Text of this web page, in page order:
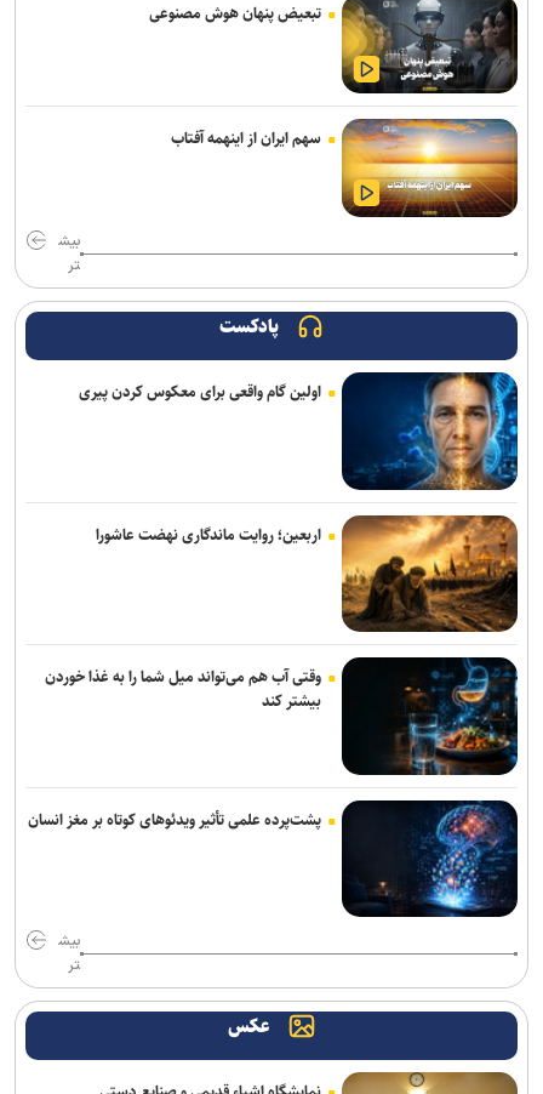
آرمان الهی بعد از جهانی باکو، به جهانی اسلواکی می‌رود/ عنوان‌دار ایرانی
جهان که قهرمان ۲ رشته آزاد و فرنگی شده بود
رسمی| پنجره استقلال بسته ماند
سالاری مشاور مدیرعامل پرسپولیس شد
تغییر ساختار در معاونت ورزشی باشگاه پرسپولیس؛ تشکیل سه مدیریت
آراسته به نساجی پیوست
اعلام شماره پیراهن بازیکنان پرسپولیس برای لیگ بیست‌وششم
مسابقات دوومیدانی بلاروس| کسب ۶ مدال توسط ملی‌پوشان ایران
عیسی‌لو به چادرملو اردکان پیوست
تکواندو هانمادانگ ۲۰۲۶| پایان کار نمایندگان ایران با کسب ۲۶ مدال
رسمی؛ عالیشاه به گل‌گهر پیوست
ربیعی سرمربی شاهین بندرعامری شد
اعلام اسامی نامزدهای تایید صلاحیت شده ریاست فدراسیون بدنسازی و
پرورش اندام/ حضور عضو هیات مدیره پرسپولیس
کلباسی به چادرملو پیوست
عالیشاه در یک قدمی گل‌گهر
باقری قراردادش را با پیکان تمدید کرد
بیانی: ۴۰۰ هزار دلار صرف وکلای خارجی شد تا پنجره استقلال باز نشود/
رضاییان به جای قدرشناسی کلاس ۲۰۰ میلیارد تومانی گذاشت
خانلرخانی: پاداش تکواندوکاران با تلاشی می‌کنند همخوانی ندارد/ سلیمی:
سرباز قهرمان کمک خوبی است+فیلم
تبعیض پنهان هوش مصنوعی
سهم ایران از اینهمه آفتاب
بیش
تر
پادکست
اولین گام واقعی برای معکوس کردن پیری
اربعین؛ روایت ماندگاری نهضت عاشورا
وقتی آب هم می‌تواند میل شما را به غذا خوردن
بیشتر کند
پشت‌پرده علمی تأثیر ویدئو‌های کوتاه بر مغز انسان
بیش
تر
عکس